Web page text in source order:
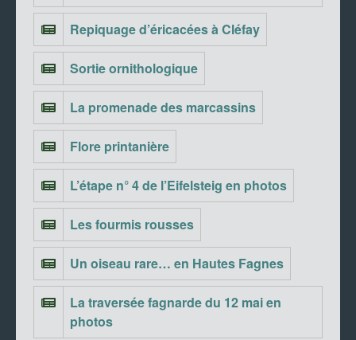
Repiquage d’éricacées à Cléfay
Sortie ornithologique
La promenade des marcassins
Flore printanière
L’étape n° 4 de l’Eifelsteig en photos
Les fourmis rousses
Un oiseau rare… en Hautes Fagnes
La traversée fagnarde du 12 mai en
photos